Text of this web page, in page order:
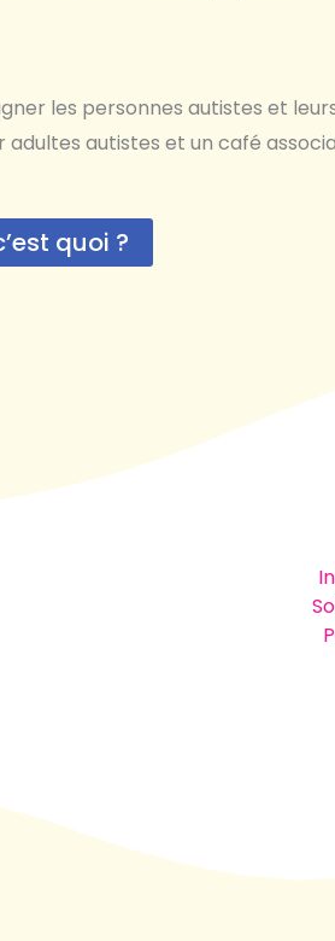
les personnes autistes et
autistes et un café
quoi ?